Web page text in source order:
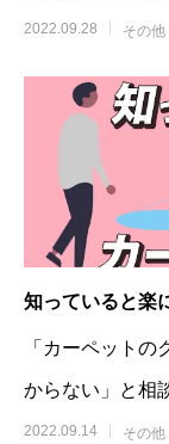
っている」「離
2022.09.28 その他
知っていると楽
「カーペット
からない」と相
する近道として
2022.09.14 その他